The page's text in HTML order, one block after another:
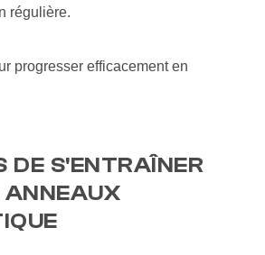
régulière.
progresser efficacement en
DE S'ENTRAÎNER
ANNEAUX